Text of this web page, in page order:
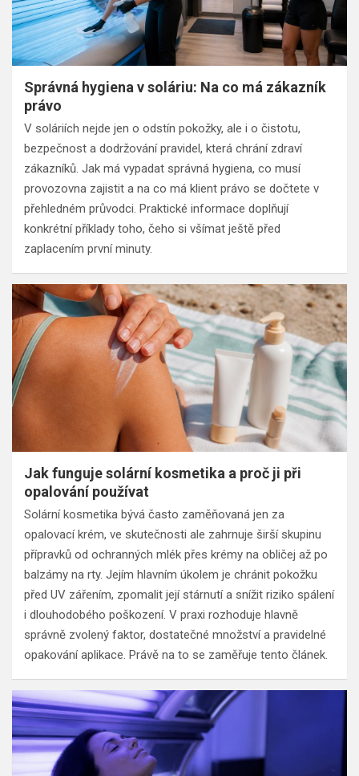
Správná hygiena v soláriu: Na co má zákazník
právo
V soláriích nejde jen o odstín pokožky, ale i o čistotu,
bezpečnost a dodržování pravidel, která chrání zdraví
zákazníků. Jak má vypadat správná hygiena, co musí
provozovna zajistit a na co má klient právo se dočtete v
přehledném průvodci. Praktické informace doplňují
konkrétní příklady toho, čeho si všímat ještě před
zaplacením první minuty.
Jak funguje solární kosmetika a proč ji při
opalování používat
Solární kosmetika bývá často zaměňovaná jen za
opalovací krém, ve skutečnosti ale zahrnuje širší skupinu
přípravků od ochranných mlék přes krémy na obličej až po
balzámy na rty. Jejím hlavním úkolem je chránit pokožku
před UV zářením, zpomalit její stárnutí a snížit riziko spálení
i dlouhodobého poškození. V praxi rozhoduje hlavně
správně zvolený faktor, dostatečné množství a pravidelné
opakování aplikace. Právě na to se zaměřuje tento článek.